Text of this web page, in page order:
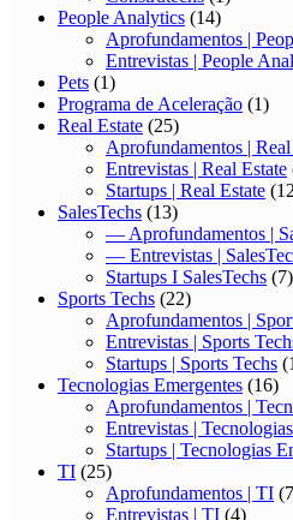
People Analytics (14)
Aprofundamentos |
Entrevistas | People
Pets (1)
Programa de Aceleração (1)
Real Estate (25)
Aprofundamentos | Real
Entrevistas | Real Estate
Startups | Real Estate
SalesTechs (13)
— Aprofundamentos |
— Entrevistas |
Startups I SalesTechs (7)
Sports Techs (22)
Aprofundamentos |
Entrevistas | Sports
Startups | Sports Techs
Tecnologias Emergentes (16)
Aprofundamentos |
Entrevistas |
Startups | Tecnologias
TI (25)
Aprofundamentos | TI
Entrevistas | TI (4)